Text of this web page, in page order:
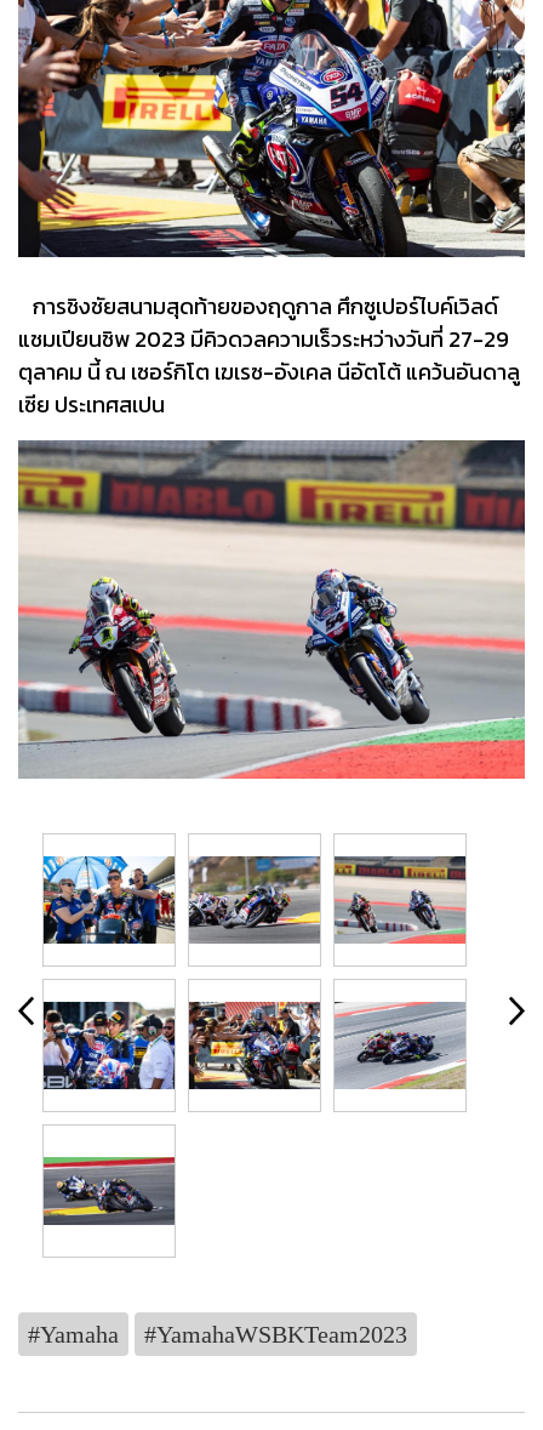
การชิงชัยสนามสุดท้ายของฤดูกาล ศึกซูเปอร์ไบค์เวิลด์
แชมเปียนชิพ 2023 มีคิวดวลความเร็วระหว่างวันที่ 27-29
ตุลาคม นี้ ณ เซอร์กิโต เฆเรซ-อังเคล นีอัตโต้ แคว้นอันดาลู
เซีย ประเทศสเปน
#Yamaha #YamahaWSBKTeam2023